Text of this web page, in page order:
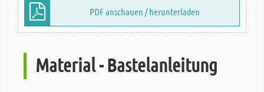
PDF anschauen / herunterladen
Material - Bastelanleitung